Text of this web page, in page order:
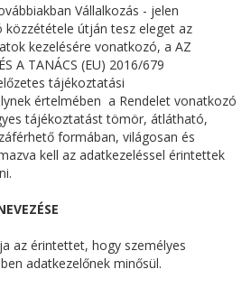
Vállalkozás - jelen
útján tesz eleget az
kezelésére vonatkozó, a AZ
A TANÁCS (EU) 2016/679
tájékoztatási
értelmében a Rendelet vonatkozó
tájékoztatást tömör, átlátható,
formában, világosan és
kell az adatkezeléssel érintettek
az érintettet, hogy személyes
adatkezelőnek minősül.